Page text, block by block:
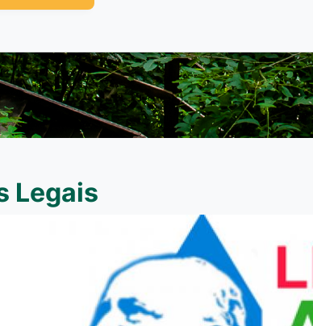
Secretaria Municipal de Fazenda
Av. Brasil, 119 - COC, Cáceres - MT
Secretaria Municipal de Turismo e
Cultura - SMTC
(65)99630-9517
Legais